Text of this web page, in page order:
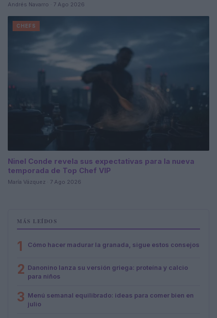
Andrés Navarro · 7 Ago 2026
CHEFS
Ninel Conde revela sus expectativas para la nueva
temporada de Top Chef VIP
María Vázquez · 7 Ago 2026
MÁS LEÍDOS
1 Cómo hacer madurar la granada, sigue estos consejos
2 Danonino lanza su versión griega: proteína y calcio
para niños
3 Menú semanal equilibrado: ideas para comer bien en
julio